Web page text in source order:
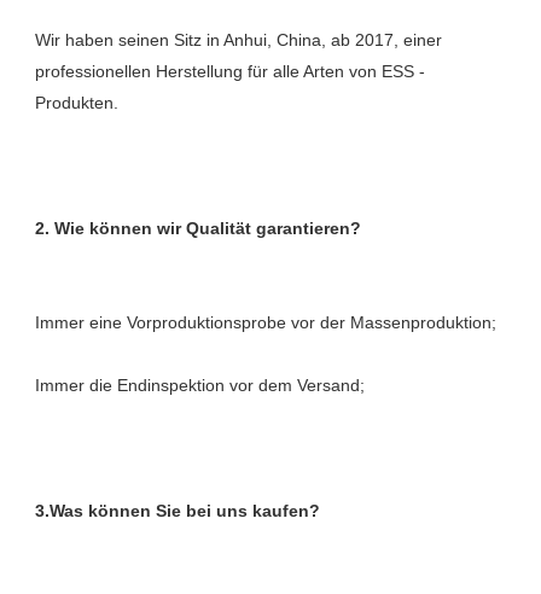
Wir haben seinen Sitz in Anhui, China, ab 2017, einer
professionellen Herstellung für alle Arten von ESS -